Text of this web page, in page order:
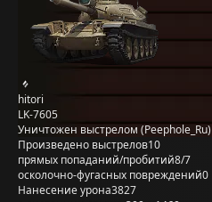
hitori
LK-7605
Уничтожен выстрелом (Peephole_Ru)
Произведено выстрелов10
прямых попаданий/пробитий8/7
осколочно-фугасных повреждений0
Нанесение урона3827